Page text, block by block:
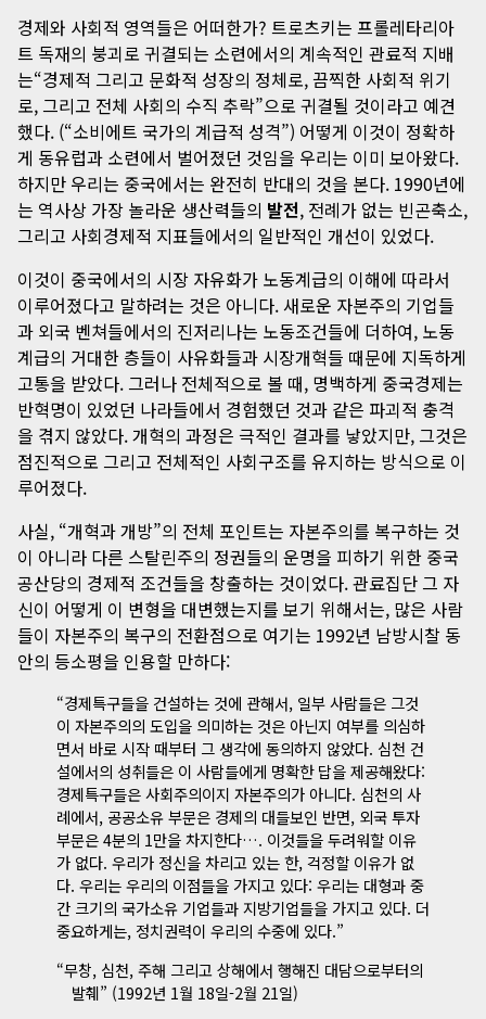
경제와 사회적 영역들은 어떠한가? 트로츠키는 프롤레타리아
트 독재의 붕괴로 귀결되는 소련에서의 계속적인 관료적 지배
는“경제적 그리고 문화적 성장의 정체로, 끔찍한 사회적 위기
로, 그리고 전체 사회의 수직 추락”으로 귀결될 것이라고 예견
했다. (“소비에트 국가의 계급적 성격”) 어떻게 이것이 정확하
게 동유럽과 소련에서 벌어졌던 것임을 우리는 이미 보아왔다.
하지만 우리는 중국에서는 완전히 반대의 것을 본다. 1990년에
는 역사상 가장 놀라운 생산력들의 발전, 전례가 없는 빈곤축소,
그리고 사회경제적 지표들에서의 일반적인 개선이 있었다.
이것이 중국에서의 시장 자유화가 노동계급의 이해에 따라서
이루어졌다고 말하려는 것은 아니다. 새로운 자본주의 기업들
과 외국 벤쳐들에서의 진저리나는 노동조건들에 더하여, 노동
계급의 거대한 층들이 사유화들과 시장개혁들 때문에 지독하게
고통을 받았다. 그러나 전체적으로 볼 때, 명백하게 중국경제는
반혁명이 있었던 나라들에서 경험했던 것과 같은 파괴적 충격
을 겪지 않았다. 개혁의 과정은 극적인 결과를 낳았지만, 그것은
점진적으로 그리고 전체적인 사회구조를 유지하는 방식으로 이
루어졌다.
사실, “개혁과 개방”의 전체 포인트는 자본주의를 복구하는 것
이 아니라 다른 스탈린주의 정권들의 운명을 피하기 위한 중국
공산당의 경제적 조건들을 창출하는 것이었다. 관료집단 그 자
신이 어떻게 이 변형을 대변했는지를 보기 위해서는, 많은 사람
들이 자본주의 복구의 전환점으로 여기는 1992년 남방시찰 동
안의 등소평을 인용할 만하다:
“경제특구들을 건설하는 것에 관해서, 일부 사람들은 그것
이 자본주의의 도입을 의미하는 것은 아닌지 여부를 의심하
면서 바로 시작 때부터 그 생각에 동의하지 않았다. 심천 건
설에서의 성취들은 이 사람들에게 명확한 답을 제공해왔다:
경제특구들은 사회주의이지 자본주의가 아니다. 심천의 사
례에서, 공공소유 부문은 경제의 대들보인 반면, 외국 투자
부문은 4분의 1만을 차지한다…. 이것들을 두려워할 이유
가 없다. 우리가 정신을 차리고 있는 한, 걱정할 이유가 없
다. 우리는 우리의 이점들을 가지고 있다: 우리는 대형과 중
간 크기의 국가소유 기업들과 지방기업들을 가지고 있다. 더
중요하게는, 정치권력이 우리의 수중에 있다.”
“무창, 심천, 주해 그리고 상해에서 행해진 대담으로부터의
발췌” (1992년 1월 18일-2월 21일)